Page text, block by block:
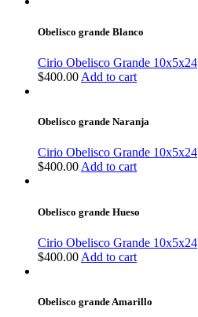
Obelisco grande Blanco
Cirio Obelisco Grande 10x5x24
$400.00 Add to cart
Obelisco grande Naranja
Cirio Obelisco Grande 10x5x24
$400.00Add to cart
Obelisco grande Hueso
Cirio Obelisco Grande 10x5x24
$400.00 Add to cart
Obelisco grande Amarillo